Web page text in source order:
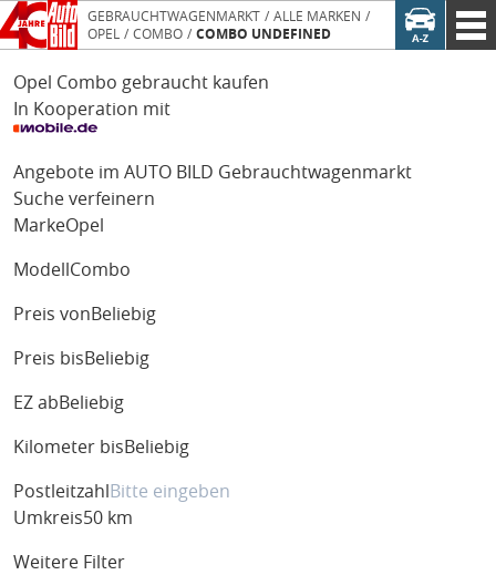
GEBRAUCHTWAGENMARKT
ALLE MARKEN
OPEL
COMBO COMBO UNDEFINED
Opel Combo gebraucht kaufen
In Kooperation mit
Angebote im AUTO BILD Gebrauchtwagenmarkt
Suche verfeinern
MarkeOpel
Modell Combo
Preis von Beliebig
Preis bis Beliebig
EZ ab Beliebig
Kilometer bis Beliebig
Postleitzahl
Umkreis50 km
Weitere Filter